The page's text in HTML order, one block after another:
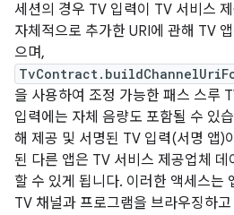
세션의 경우 TV 입력이 TV 서비스
자체적으로 추가한 URI에 관해 TV
으며,
을 사용하여 조정 가능한 패스 스루
입력에는 자체 음량도 포함될 수 있
해 제공 및 서명된 TV 입력(서명 앱)
된 다른 앱은 TV 서비스 제공업체
할 수 있게 됩니다. 이러한 액세스는
TV 채널과 프로그램을 브라우징하